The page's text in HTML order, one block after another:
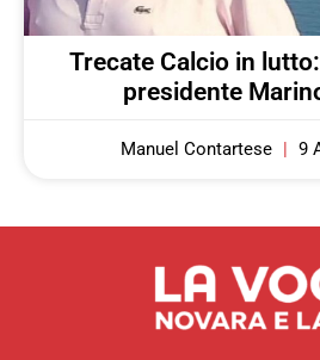
Trecate Calcio in
presidente
Manuel Contartese 9